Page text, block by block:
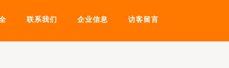
联系我们 企业信息 访客留言